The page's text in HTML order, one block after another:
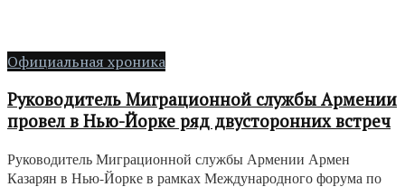
Официальная хроника
Руководитель Миграционной службы Армении
провел в Нью-Йорке ряд двусторонних встреч
Руководитель Миграционной службы Армении Армен
Казарян в Нью-Йорке в рамках Международного форума по